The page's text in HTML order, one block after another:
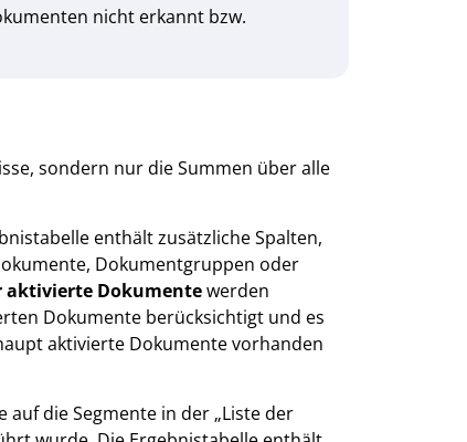
nicht erkannt bzw.
sondern nur die Summen über alle
enthält zusätzliche Spalten,
Dokumentgruppen oder
aktivierte Dokumentewerden
Dokumente berücksichtigt und es
aktivierte Dokumente vorhanden
auf die Segmente in der „Liste der